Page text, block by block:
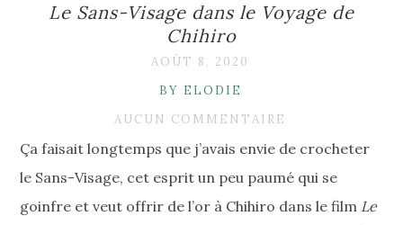
Le Sans-Visage dans le Voyage de
Chihiro
AOÛT 8, 2020
BY ELODIE
AUCUN COMMENTAIRE
Ça faisait longtemps que j’avais envie de crocheter
le Sans-Visage, cet esprit un peu paumé qui se
goinfre et veut offrir de l’or à Chihiro dans le film Le